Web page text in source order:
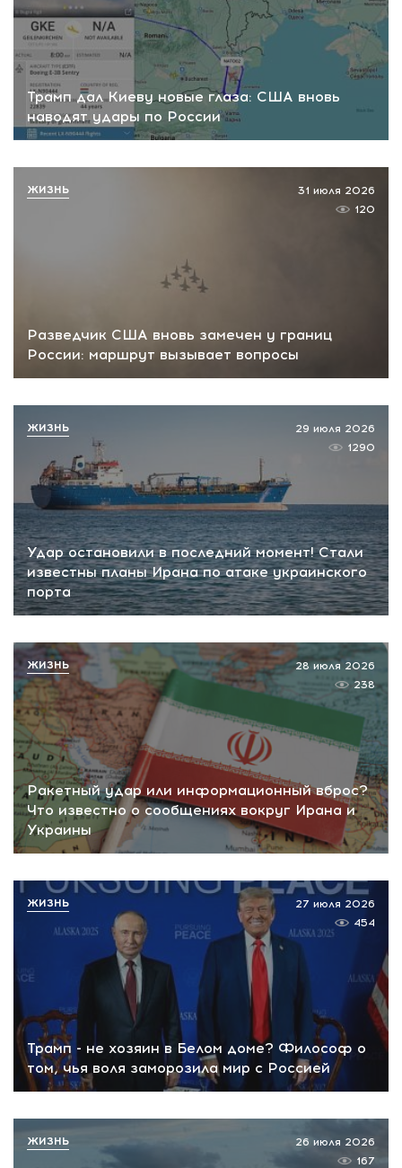
Трамп дал Киеву новые глаза: США вновь
наводят удары по России
Разведчик США вновь замечен у границ
России: маршрут вызывает вопросы
31 июля 2026
120
ЖИЗНЬ
Удар остановили в последний момент! Стали
известны планы Ирана по атаке украинского
порта
29 июля 2026
1290
ЖИЗНЬ
Ракетный удар или информационный вброс?
Что известно о сообщениях вокруг Ирана и
Украины
28 июля 2026
238
ЖИЗНЬ
Трамп - не хозяин в Белом доме? Философ о
том, чья воля заморозила мир с Россией
27 июля 2026
454
ЖИЗНЬ
26 июля 2026
167
ЖИЗНЬ